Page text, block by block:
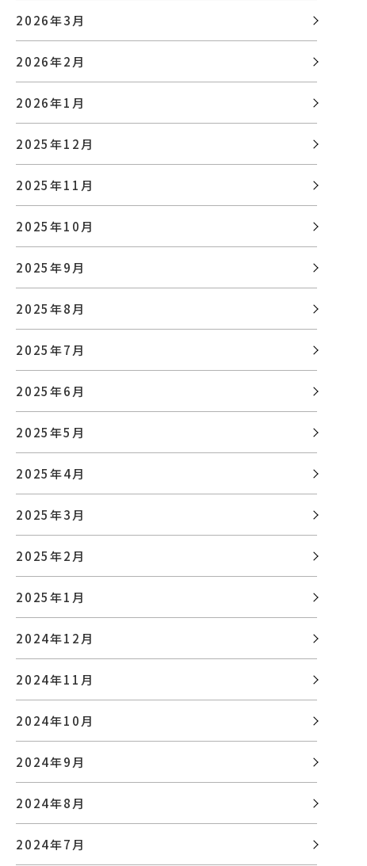
2026年3月
2026年2月
2026年1月
2025年12月
2025年11月
2025年10月
2025年9月
2025年8月
2025年7月
2025年6月
2025年5月
2025年4月
2025年3月
2025年2月
2025年1月
2024年12月
2024年11月
2024年10月
2024年9月
2024年8月
2024年7月